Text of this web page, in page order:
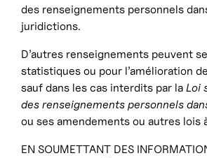
des renseignements personnels
juridictions.
D’autres renseignements peuvent
statistiques ou pour l’amélioration
sauf dans les cas interdits par la Loi
des renseignements personnels
ou ses amendements ou autres lois
EN SOUMETTANT DES